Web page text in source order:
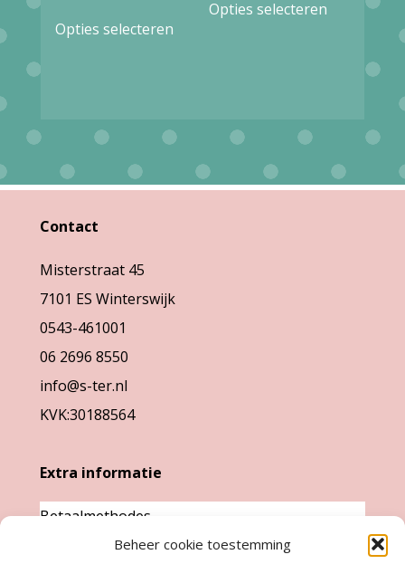
Beheer cookie toestemming
Opties selecteren
variaties.
optie
op
Opties selecteren
meerdere
optie
kan
Contact
Misterstraat 45
7101 ES Winterswijk
0543-461001
06 2696 8550
info@s-ter.nl
KVK:30188564
Extra informatie
Betaalmethodes
Garantie & klachten